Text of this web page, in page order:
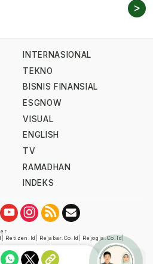
>
INTERNASIONAL
TEKNO
BISNIS FINANSIAL
ESGNOW
VISUAL
ENGLISH
TV
RAMADHAN
INDEKS
Retizen.id Rejabar.co.id Rejogja.co.id
oleh Dewan Pers